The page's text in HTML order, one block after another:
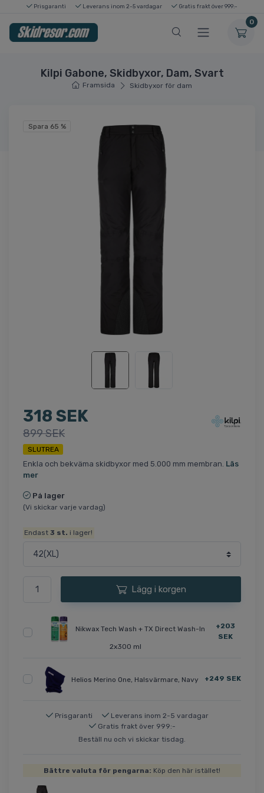
Prisgaranti Leverans inom 2-5 vardagar Gratis frakt över 999:-
0
Kilpi Gabone, Skidbyxor, Dam, Svart
Framsida Skidbyxor för dam
Spara 65 %
318 SEK
899 SEK
SLUTREA
Enkla och bekväma skidbyxor med 5.000 mm membran. Läs
mer
På lager
(Vi skickar varje vardag)
Endast3 st. i lager!
Lägg i korgen
Nikwax Tech Wash + TX Direct Wash-In
2x300 ml
+203
SEK
Helios Merino One, Halsvärmare, Navy +249 SEK
Prisgaranti
Leverans inom 2-5 vardagar
Gratis frakt över 999:-
Beställ nu och vi skickar tisdag.
Bättre valuta för pengarna: Köp den här istället!